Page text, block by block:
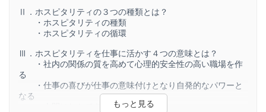
Ⅱ．ホスピタリティの３つの種類とは？
・ホスピタリティの種類
・ホスピタリティの循環
Ⅲ．ホスピタリティを仕事に活かす４つの意味とは？
・社内の関係の質を高めて心理的安全性の高い職場を作
る
・仕事の喜びが仕事の意味付けとなり自発的なパワーと
なる
・人間にしかできないことを磨く